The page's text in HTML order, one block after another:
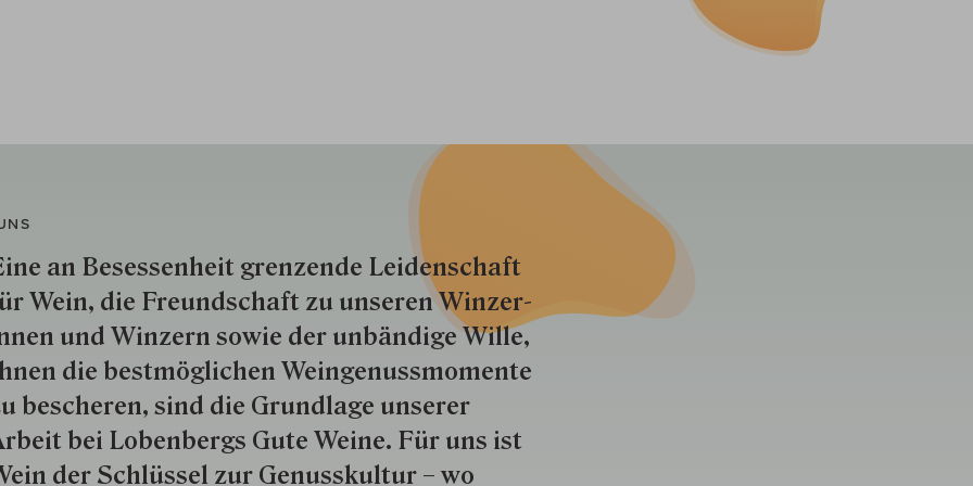
an Besessenheit gren­zende Lei­den­schaft
Wein, die Freund­schaft zu unseren Win­zer­
und Win­zern so­wie der un­bän­dige Wille,
die best­mög­lich­en Wein­genuss­momente
besche­ren, sind die Grund­lage unserer
bei Lobenbergs Gute Weine. Für uns ist
der Schlüs­sel zur Genuss­kultur – wo